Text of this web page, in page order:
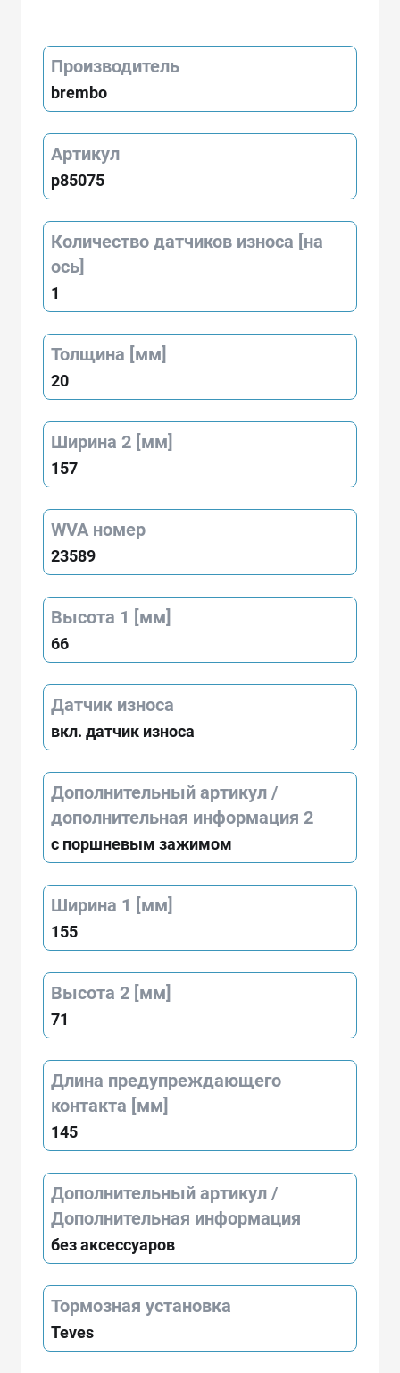
Производитель
brembo
Артикул
p85075
Количество датчиков износа [на
ось]
1
Толщина [мм]
20
Ширина 2 [мм]
157
WVA номер
23589
Высота 1 [мм]
66
Датчик износа
вкл. датчик износа
Дополнительный артикул /
дополнительная информация 2
с поршневым зажимом
Ширина 1 [мм]
155
Высота 2 [мм]
71
Длина предупреждающего
контакта [мм]
145
Дополнительный артикул /
Дополнительная информация
без аксессуаров
Тормозная установка
Teves